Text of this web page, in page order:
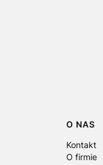
O NAS
Kontakt
O firmie